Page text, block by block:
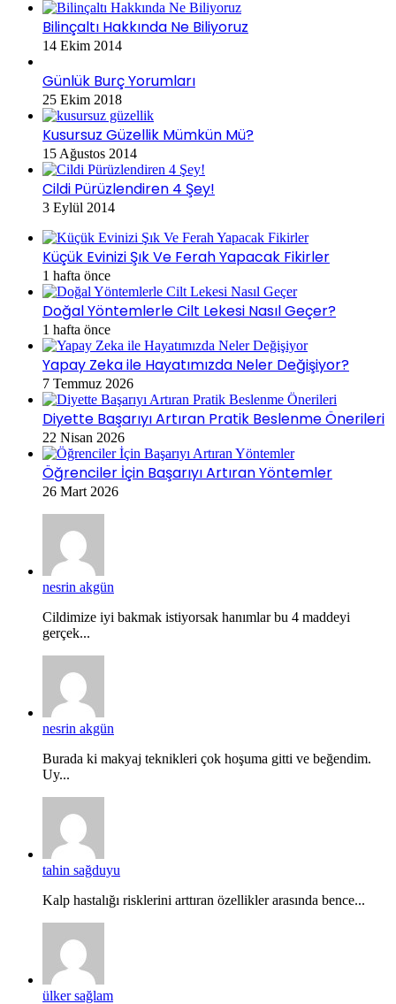
Bilinçaltı Hakkında Ne Biliyoruz
14 Ekim 2014
Günlük Burç Yorumları
25 Ekim 2018
Kusursuz Güzellik Mümkün Mü?
15 Ağustos 2014
Cildi Pürüzlendiren 4 Şey!
3 Eylül 2014
Küçük Evinizi Şık Ve Ferah Yapacak Fikirler
1 hafta önce
Doğal Yöntemlerle Cilt Lekesi Nasıl Geçer?
1 hafta önce
Yapay Zeka ile Hayatımızda Neler Değişiyor?
7 Temmuz 2026
Diyette Başarıyı Artıran Pratik Beslenme Önerileri
22 Nisan 2026
Öğrenciler İçin Başarıyı Artıran Yöntemler
26 Mart 2026
nesrin akgün
Cildimize iyi bakmak istiyorsak hanımlar bu 4 maddeyi
gerçek...
nesrin akgün
Burada ki makyaj teknikleri çok hoşuma gitti ve beğendim.
Uy...
tahin sağduyu
Kalp hastalığı risklerini arttıran özellikler arasında bence...
ülker sağlam